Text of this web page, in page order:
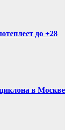
до +28
в Москве